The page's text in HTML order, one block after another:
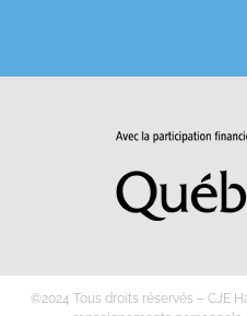
©2024 Tous droits réservés – CJE